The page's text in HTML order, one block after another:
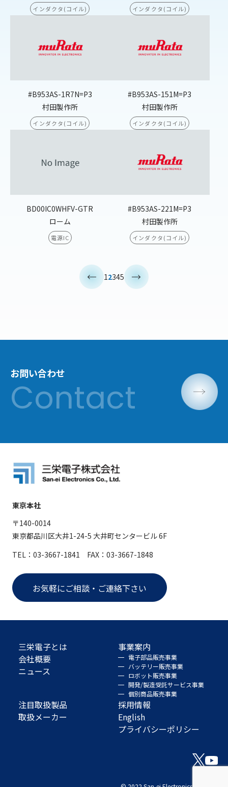
インダクタ(コイル) インダクタ(コイル)
#B953AS-1R7N=P3
村田製作所
インダクタ(コイル)
#B953AS-151M=P3
村田製作所
インダクタ(コイル)
BD00IC0WHFV-GTR
ローム
電源IC
#B953AS-221M=P3
村田製作所
インダクタ(コイル)
12345
お問い合わせ
東京本社
〒140-0014
東京都品川区大井1-24-5 大井町センタービル 6F
TEL：03-3667-1841 FAX：03-3667-1848
お気軽にご相談・ご連絡下さい
三栄電子とは
会社概要
ニュース
事業案内
電子部品販売事業
バッテリー販売事業
ロボット販売事業
開発/製造受託サービス事業
個別商品販売事業
注目取扱製品
取扱メーカー
採用情報
English
プライバシーポリシー